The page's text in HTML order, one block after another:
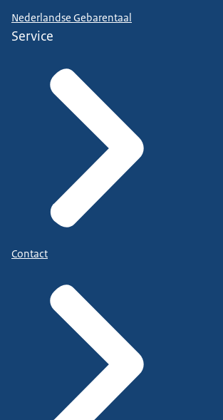
Nederlandse Gebarentaal
Service
Contact